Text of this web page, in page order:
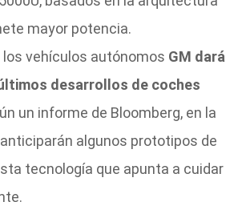
mayor potencia.
los vehículos autónomos GM dará
desarrollos de coches
un informe de Bloomberg, en la
algunos prototipos de
tecnología que apunta a cuidar